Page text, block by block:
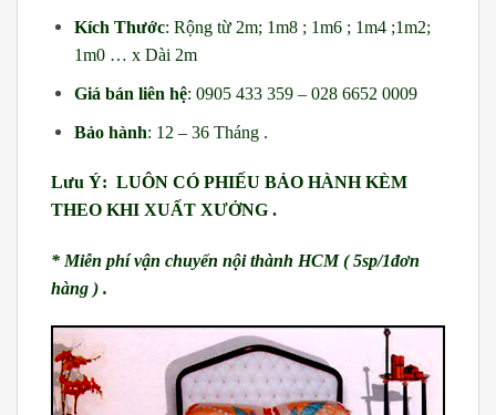
Kích Thước: Rộng từ 2m; 1m8 ; 1m6 ; 1m4 ;1m2;
1m0 … x Dài 2m
Giá bán liên hệ: 0905 433 359 – 028 6652 0009
Bảo hành: 12 – 36 Tháng .
Lưu Ý: LUÔN CÓ PHIẾU BẢO HÀNH KÈM
THEO KHI XUẤT XƯỞNG .
* Miễn phí vận chuyển nội thành HCM ( 5sp/1đơn
hàng ) .